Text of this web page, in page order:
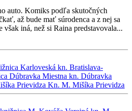
auto. Komiks podľa skutočných
až bude mať súrodenca a z nej sa
však iná, než si Raina predstavovala...
Karloveská kn. Bratislava-
Dúbravka Miestna kn. Dúbravka
Prievidza Kn. M. Mišíka Prievidza